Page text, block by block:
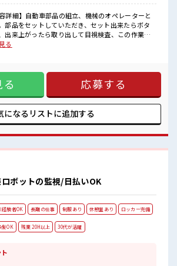
少のヘアカラーもOKなのはウレシイPoint☆
くさん活躍中の活気ある職場！
べり！
容詳細】自動車部品の組立、機械のオペレーターと
部品をセットしていただき、セット出来たらボタ
出来上がったら取り出して目視検査、この作業の
す。【取扱製品情報】自動車の車体とドア・ボン
望される方にオススメ。 残業は月20時間以上あり
カラーOKで自由な雰囲気の職場≫ 明るすぎた
ければ基本的に自由！ (規定有)≪ラクラク制服ア
あるので、 毎日の服装の悩み解消♪ ≪初めての仕
自分にもできそう≫ 新しいことにチャレンジするの
けど、 しっかり働く環境が整っています！ イチから
ぎなければ多少のヘアカラーもOKなのはウレシイ
の若い世代がたくさん活躍中の活気ある職場！
る
応募する
になるリストに追加する
ボットの監視/日払いOK
経験者OK 長期の仕事 制服あり 休憩室あり ロッカー完備
髪OK 残業 20H以上 30代が活躍